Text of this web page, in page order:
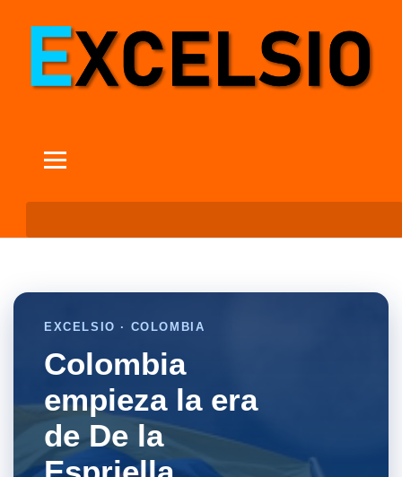
EXCELSIO · COLOMBIA
Colombia
empieza la era
de De la